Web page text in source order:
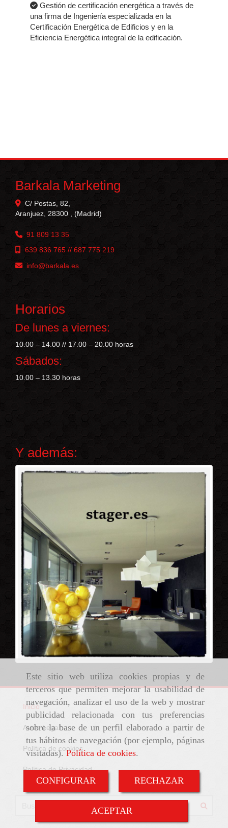
Este sitio web utiliza cookies propias y de
terceros que permiten mejorar la usabilidad de
navegación, analizar el uso de la web y mostrar
publicidad relacionada con tus preferencias
sobre la base de un perfil elaborado a partir de
tus hábitos de navegación (por ejemplo, páginas
visitadas).Política de cookies.
CONFIGURAR RECHAZAR
ACEPTAR
Gestión de certificación energética a través de
una firma de Ingeniería especializada en la
Certificación Energética de Edificios y en la
Eficiencia Energética integral de la edificación.
Barkala Marketing
C/ Postas, 82,
Aranjuez 28300 (Madrid)
91 809 13 35
639 836 765 // 687 775 219
info
barkala.es
Horarios
De lunes a viernes:
10.00 – 14.00 // 17.00 – 20.00 horas
Sábados:
10.00 – 13.30 horas
Y además:
Inicio
Aviso Legal
Política de cookies
Política de Privacidad